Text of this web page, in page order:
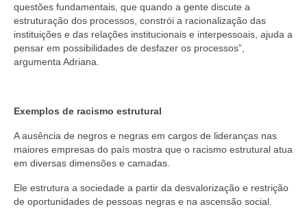
questões fundamentais, que quando a gente discute a
estruturação dos processos, constrói a racionalização das
instituições e das relações institucionais e interpessoais, ajuda a
pensar em possibilidades de desfazer os processos”,
argumenta Adriana.
Exemplos de racismo estrutural
A ausência de negros e negras em cargos de lideranças nas
maiores empresas do país mostra que o racismo estrutural atua
em diversas dimensões e camadas.
Ele estrutura a sociedade a partir da desvalorização e restrição
de oportunidades de pessoas negras e na ascensão social.